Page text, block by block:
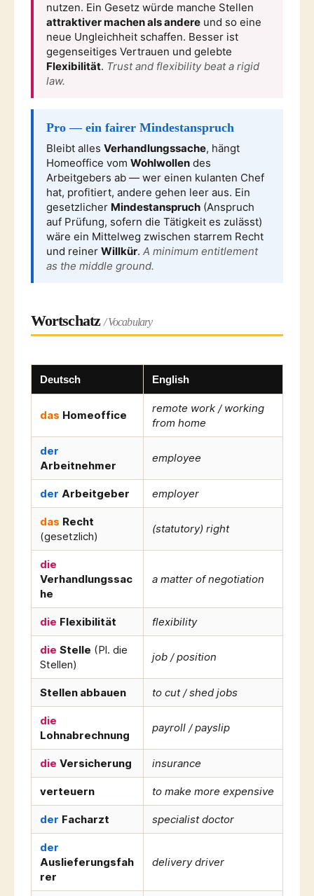
nutzen. Ein Gesetz würde manche Stellen
attraktiver machen als andere und so eine
neue Ungleichheit schaffen. Besser ist
gegenseitiges Vertrauen und gelebte
Flexibilität. Trust and flexibility beat a rigid
law.
Pro — ein fairer Mindestanspruch
Bleibt alles Verhandlungssache, hängt
Homeoffice vom Wohlwollen des
Arbeitgebers ab — wer einen kulanten Chef
hat, profitiert, andere gehen leer aus. Ein
gesetzlicher Mindestanspruch (Anspruch
auf Prüfung, sofern die Tätigkeit es zulässt)
wäre ein Mittelweg zwischen starrem Recht
und reiner Willkür. A minimum entitlement
as the middle ground.
Wortschatz/ Vocabulary
Deutsch English
das Homeoffice
remote work / working
from home
der
Arbeitnehmer
employee
der Arbeitgeber employer
das Recht
(gesetzlich)
(statutory) right
die
Verhandlungssac
he
a matter of negotiation
die Flexibilität flexibility
die Stelle (Pl. die
Stellen)
job / position
Stellen abbauen to cut / shed jobs
die
Lohnabrechnung
payroll / payslip
die Versicherung insurance
verteuern to make more expensive
der Facharzt specialist doctor
der
Auslieferungsfah
rer
delivery driver